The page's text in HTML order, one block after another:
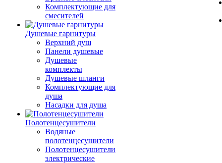
Комплектующие для
смесителей
Душевые гарнитуры
Верхний душ
Панели душевые
Душевые
комплекты
Душевые шланги
Комплектующие для
душа
Насадки для душа
Полотенцесушители
Водяные
полотенцесушители
Полотенцесушители
электрические